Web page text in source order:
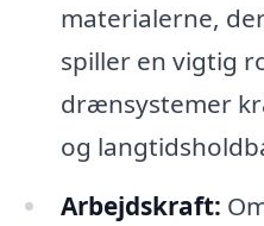
materialerne,
spiller en vigtig
drænsystemer
og
Arbejdskraft: